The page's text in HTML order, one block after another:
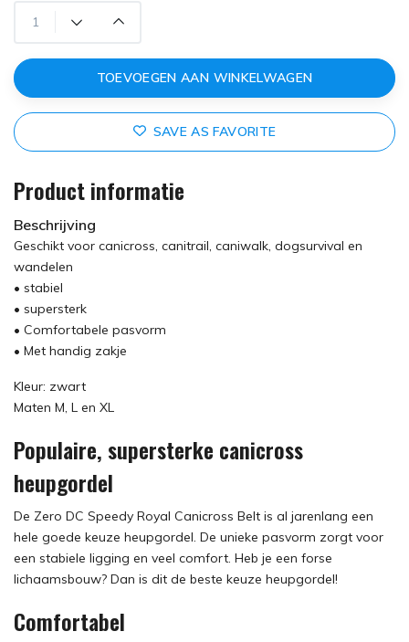
TOEVOEGEN AAN WINKELWAGEN
SAVE AS FAVORITE
Product informatie
Beschrijving
Geschikt voor canicross, canitrail, caniwalk, dogsurvival en
wandelen
• stabiel
• supersterk
• Comfortabele pasvorm
• Met handig zakje
Kleur: zwart
Maten M, L en XL
Populaire, supersterke canicross
heupgordel
De Zero DC Speedy Royal Canicross Belt is al jarenlang een
hele goede keuze heupgordel. De unieke pasvorm zorgt voor
een stabiele ligging en veel comfort. Heb je een forse
lichaamsbouw? Dan is dit de beste keuze heupgordel!
Comfortabel